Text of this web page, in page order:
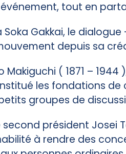
tout en
Soka Gakkai, le
depuis sa
Makiguchi ( 1871 –
les fondations
groupes de
second président Josei
à rendre des